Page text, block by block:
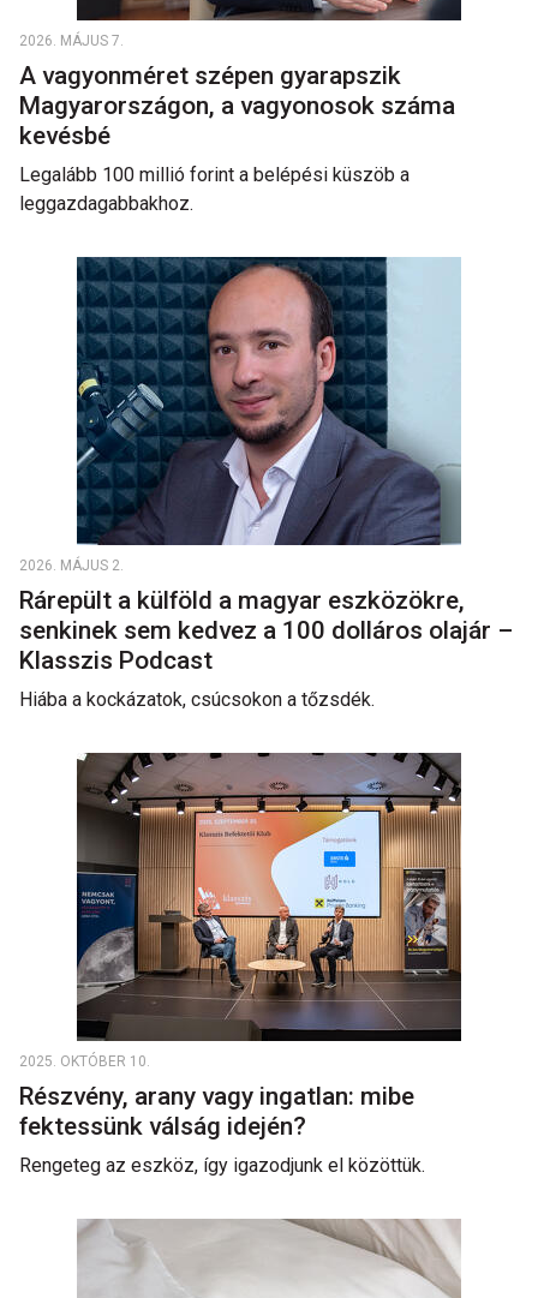
2026. MÁJUS 7.
A vagyonméret szépen gyarapszik
Magyarországon, a vagyonosok száma
kevésbé
Legalább 100 millió forint a belépési küszöb a
leggazdagabbakhoz.
2026. MÁJUS 2.
Rárepült a külföld a magyar eszközökre,
senkinek sem kedvez a 100 dolláros olajár –
Klasszis Podcast
Hiába a kockázatok, csúcsokon a tőzsdék.
2025. OKTÓBER 10.
Részvény, arany vagy ingatlan: mibe
fektessünk válság idején?
Rengeteg az eszköz, így igazodjunk el közöttük.